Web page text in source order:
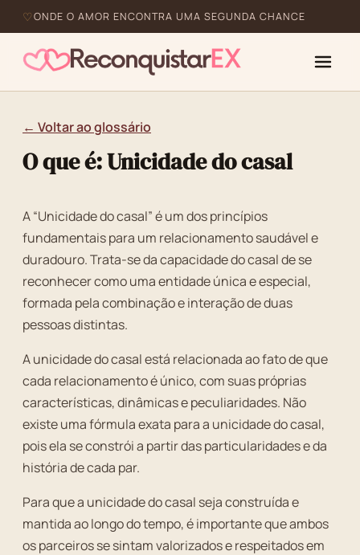
ONDE O AMOR ENCONTRA UMA SEGUNDA CHANCE
← Voltar ao glossário
O que é: Unicidade do casal
A “Unicidade do casal” é um dos princípios
fundamentais para um relacionamento saudável e
duradouro. Trata-se da capacidade do casal de se
reconhecer como uma entidade única e especial,
formada pela combinação e interação de duas
pessoas distintas.
A unicidade do casal está relacionada ao fato de que
cada relacionamento é único, com suas próprias
características, dinâmicas e peculiaridades. Não
existe uma fórmula exata para a unicidade do casal,
pois ela se constrói a partir das particularidades e da
história de cada par.
Para que a unicidade do casal seja construída e
mantida ao longo do tempo, é importante que ambos
os parceiros se sintam valorizados e respeitados em